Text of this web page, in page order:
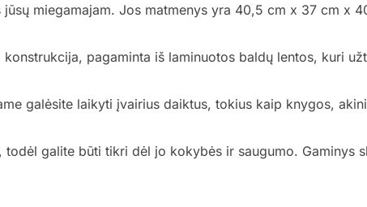
miegamajam. Jos matmenys yra 40,5 cm x 37 cm x
pagaminta iš laminuotos baldų lentos, kuri
galėsite laikyti įvairius daiktus, tokius kaip knygos,
galite būti tikri dėl jo kokybės ir saugumo. Gaminys